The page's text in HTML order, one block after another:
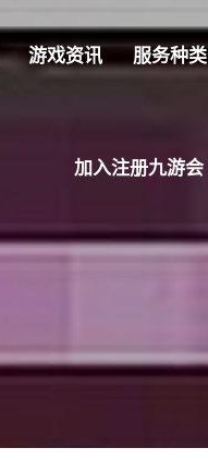
游戏资讯 服务种类
加入注册九游会